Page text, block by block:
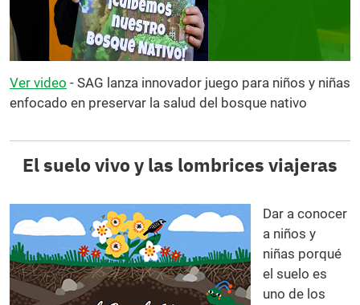
Ver video - SAG lanza innovador juego para niños y niñas
enfocado en preservar la salud del bosque nativo
El suelo vivo y las lombrices viajeras
Dar a conocer
a niños y
niñas porqué
el suelo es
uno de los